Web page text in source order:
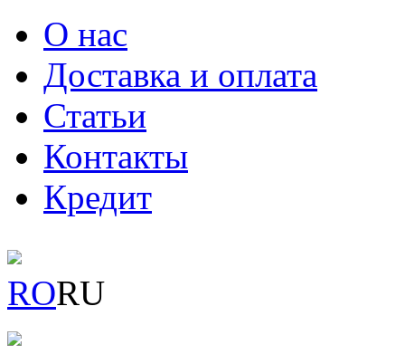
О нас
Доставка и оплата
Статьи
Контакты
Кредит
RORU